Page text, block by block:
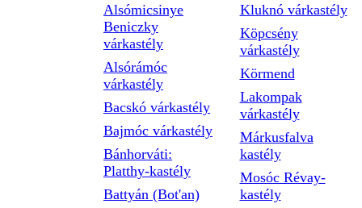
Alsómicsinye
Beniczky
várkastély
Alsórámóc
várkastély
Bacskó várkastély
Bajmóc várkastély
Bánhorváti:
Platthy-kastély
Battyán (Bot'an)
Kluknó várkastély
Köpcsény
várkastély
Körmend
Lakompak
várkastély
Márkusfalva
kastély
Mosóc Révay-
kastély